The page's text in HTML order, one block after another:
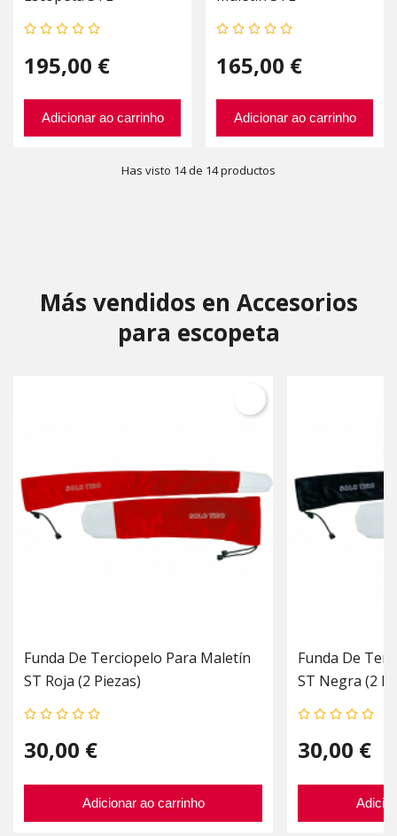
195,00 €
Adicionar ao carrinho
165,00 €
Adicionar ao carrinho
Has visto 14 de 14 productos
Más vendidos en Accesorios
para escopeta
Funda De Terciopelo Para Maletín
ST Roja (2 Piezas)
30,00 €
Adicionar ao carrinho
Funda De
ST Negra (2
30,00 €